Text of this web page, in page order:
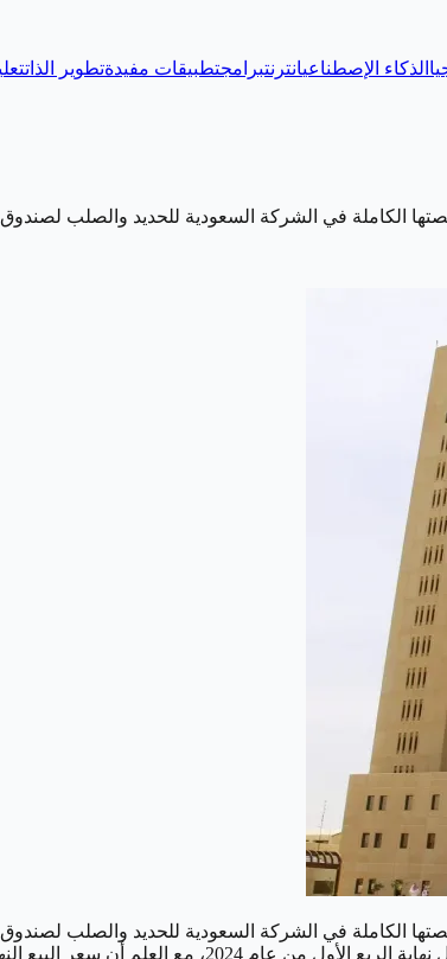
الذكاء الإصطناعيانترنتبرامجتطبيقات مفيدةتطوير الذات
الكاملة في الشركة السعودية للحديد والصلب
الكاملة في الشركة السعودية للحديد والصلب لصندوق
بحوالي 12.5 مليار ريال سعودي (3.33 مليار دولار). وأوضحت الشركة في الإفصاح